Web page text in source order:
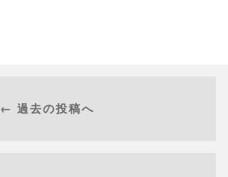
← 過去の投稿へ